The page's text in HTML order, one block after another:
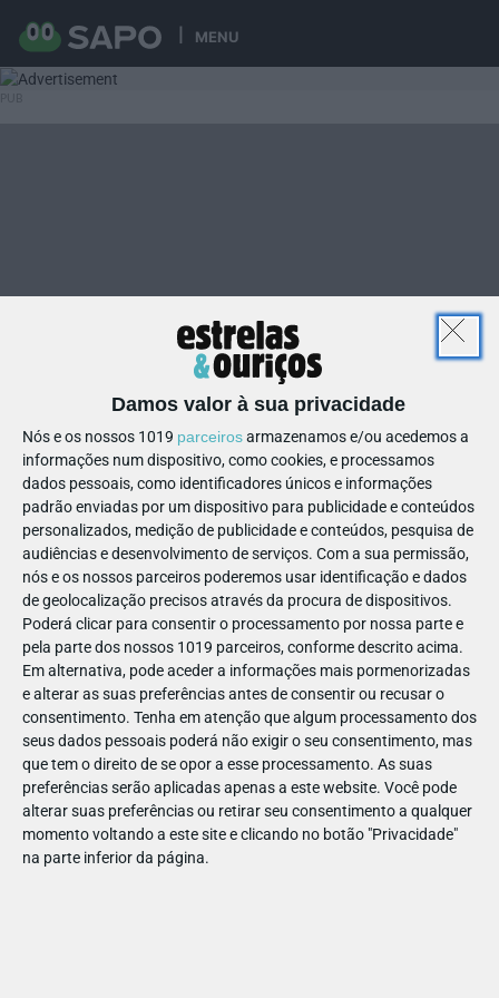
MENU
Damos valor à sua privacidade
Nós e os nossos 1019 parceirosarmazenamos e/ou acedemos a
informações num dispositivo, como cookies, e processamos
dados pessoais, como identificadores únicos e informações
padrão enviadas por um dispositivo para publicidade e conteúdos
personalizados, medição de publicidade e conteúdos, pesquisa de
audiências e desenvolvimento de serviços. Com a sua permissão,
nós e os nossos parceiros poderemos usar identificação e dados
de geolocalização precisos através da procura de dispositivos.
Poderá clicar para consentir o processamento por nossa parte e
pela parte dos nossos 1019 parceiros, conforme descrito acima.
Em alternativa, pode aceder a informações mais pormenorizadas
e alterar as suas preferências antes de consentir ou recusar o
consentimento. Tenha em atenção que algum processamento dos
seus dados pessoais poderá não exigir o seu consentimento, mas
que tem o direito de se opor a esse processamento. As suas
preferências serão aplicadas apenas a este website. Você pode
alterar suas preferências ou retirar seu consentimento a qualquer
momento voltando a este site e clicando no botão "Privacidade"
na parte inferior da página.
23
7035227225716